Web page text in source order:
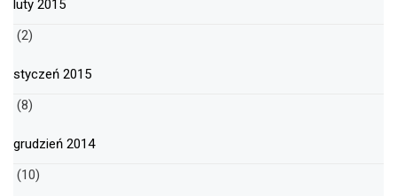
luty 2015
(2)
styczeń 2015
(8)
grudzień 2014
(10)